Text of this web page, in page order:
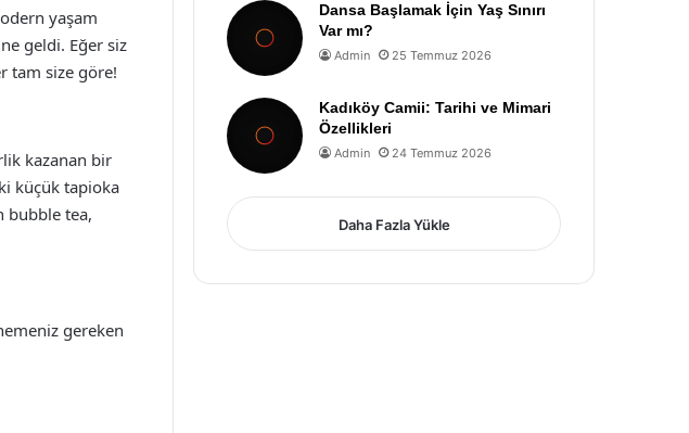
yaşam
geldi. Eğer siz
tam size göre!
kazanan bir
küçük tapioka
bubble tea,
gereken
Dansa Başlamak İçin Yaş Sınırı
Var mı?
Admin 25 Temmuz 2026
Kadıköy Camii: Tarihi ve Mimari
Özellikleri
Admin 24 Temmuz 2026
Daha Fazla Yükle